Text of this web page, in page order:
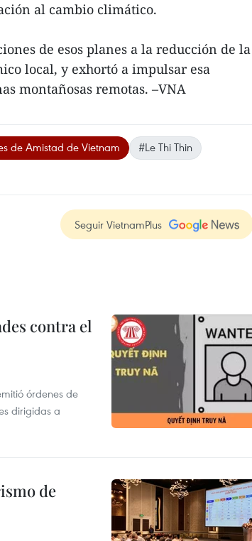
al cambio climático.
de esos planes a la reducción de la
local, y exhortó a impulsar esa
montañosas remotas. –VNA
de Amistad de Vietnam
#Le Thi Thin
Seguir VietnamPlus
contra el
órdenes de
dirigidas a
de